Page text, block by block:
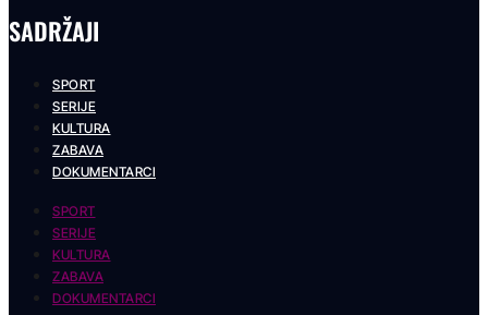
SADRŽAJI
SPORT
SERIJE
KULTURA
ZABAVA
DOKUMENTARCI
SPORT
SERIJE
KULTURA
ZABAVA
DOKUMENTARCI